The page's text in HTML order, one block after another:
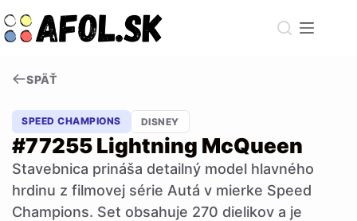
to
content
SPÄŤ
SPEED CHAMPIONS DISNEY
#77255 Lightning McQueen
Stavebnica prináša detailný model hlavného
hrdinu z filmovej série Autá v mierke Speed
Champions. Set obsahuje 270 dielikov a je